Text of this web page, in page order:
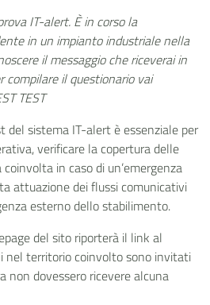
IT-alert. È in corso la
in un impianto industriale nella
il messaggio che riceverai in
compilare il questionario vai
TEST
del sistema IT-alert è essenziale per
verificare la copertura delle
in caso di un’emergenza
attuazione dei flussi comunicativi
esterno dello stabilimento.
del sito riporterà il link al
nel territorio coinvolto sono invitati
non dovessero ricevere alcuna